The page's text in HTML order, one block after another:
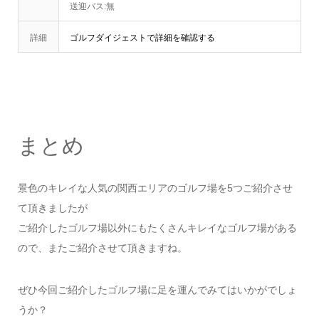
送迎バス:無
詳細 ゴルフダイジェストで詳細を確認する
まとめ
景色のキレイな人気の関西エリアのゴルフ場を5つご紹介させ
て頂きましたが
ご紹介したゴルフ場以外にもたくさんキレイなゴルフ場がある
ので、またご紹介させて頂きますね。
ぜひ今回ご紹介したゴルフ場に足を運んでみてはいかがでしょ
うか？